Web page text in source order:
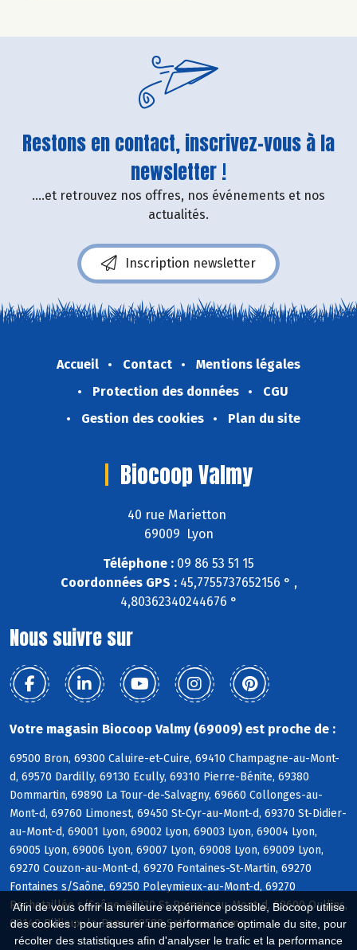
Afin de vous offrir la meilleure expérience possible, Biocoop utilise
des cookies : pour assurer une performance optimale du site, pour
récolter des statistiques afin d'analyser le trafic et la performance
Restons en contact, inscrivez-vous à la
newsletter !
....et retrouvez nos offres, nos événements et nos
actualités.
Inscription newsletter
Accueil Contact
Mentions légales
Protection des données
CGU
Gestion des cookies
Plan du site
Biocoop Valmy
40 rue Marietton
69009 Lyon
Téléphone : 09 86 53 51 15
Coordonnées GPS :45,7755737652156 ° ,
4,80362340244676 °
Nous suivre sur
Votre magasin Biocoop Valmy (69009) est proche de :
69500 Bron, 69300 Caluire-et-Cuire, 69410 Champagne-au-Mont-
d, 69570 Dardilly, 69130 Ecully, 69310 Pierre-Bénite, 69380
Dommartin, 69890 La Tour-de-Salvagny, 69660 Collonges-au-
Mont-d, 69760 Limonest, 69450 St-Cyr-au-Mont-d, 69370 St-Didier-
au-Mont-d, 69001 Lyon, 69002 Lyon, 69003 Lyon, 69004 Lyon,
69005 Lyon, 69006 Lyon, 69007 Lyon, 69008 Lyon, 69009 Lyon,
69270 Couzon-au-Mont-d, 69270 Fontaines-St-Martin, 69270
Fontaines s/Saône, 69250 Poleymieux-au-Mont-d, 69270
Rochetaillée s/Saône, 69270 St-Romain-au-Mont-d, 69600 Oullins,
69140 Rillieux-la-Pape, 69580 Sathonay-Camp